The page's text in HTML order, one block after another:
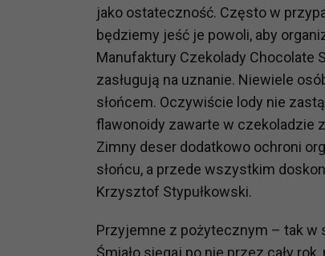
jako ostateczność. Często w
będziemy jeść je powoli, aby
Manufaktury Czekolady Chocolate
zasługują na uznanie. Niewiele
słońcem. Oczywiście lody nie
flawonoidy zawarte w czekoladzie
Zimny deser dodatkowo ochroni
słońcu, a przede wszystkim
Krzysztof Stypułkowski.
Przyjemne z pożytecznym – tak w
Śmiało sięgaj po nie przez cały